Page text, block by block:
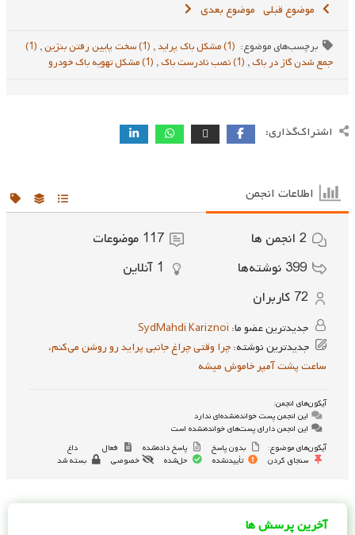
موضوع قبلی موضوع بعدی
برچسب‌های موضوع: (1) مشکل باک پراید , (1) سخت پایین رفتن بنزین ,
(1)
جمع شدن گاز در باک, (1) نصب نادرست باک , (1) مشکل تهویه باک خودرو
اشتراک‌گذاری:
اطلاعات انجمن
2 انجمن ها 117 موضوعات
399 نوشته‌ها 1 آنلاین
72 کاربران
جدیدترین عضو ما: SydMahdi Kariznoi
جدیدترین نوشته:چرا وقتی چراغ جانبی پراید رو روشن می‌کنم،
ساعت پشت آمپر خاموش میشه
آیکون‌های انجمن:
این انجمن پست خوانده‌نشده‌ای ندارد
این انجمن دارای پست‌های خوانده‌نشده است
آیکون‌های موضوع:
بدون پاسخ پاسخ داده‌شده فعال
داغ
سنجاق کردن
تأییدنشده حل‌شده خصوصی بسته شد
آخرین پرسش ها